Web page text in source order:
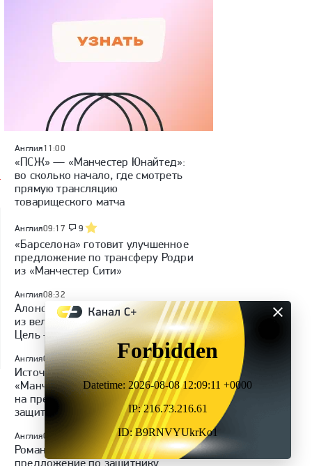
Англия11:00
«ПСЖ» — «Манчестер Юнайтед»:
во сколько начало, где смотреть
прямую трансляцию
товарищеского матча
Англия09:17 9
«Барселона» готовит улучшенное
предложение по трансферу Родри
из «Манчестер Сити»
Англия08:32
Алонсо: «Челси» — один
из величайших клубов мира.
Цель — добиться успеха»
Англия06:44
Источник: «Ньюкасл» отказал
«Манчестер Юнайтед»
на предложение о переходе
защитника Холла
Англия06:31
Романо: «Атлетико» сделает новое
предложение по защитнику